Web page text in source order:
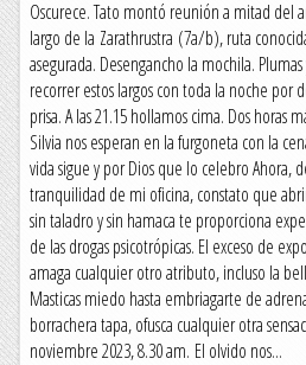
Oscurece. Tato montó reunión a mitad del
largo de la Zarathrustra (7a/b), ruta
asegurada. Desengancho la mochila.
recorrer estos largos con toda la noche por
prisa. A las 21.15 hollamos cima. Dos horas
Silvia nos esperan en la furgoneta con la
vida sigue y por Dios que lo celebro Ahora,
tranquilidad de mi oficina, constato que
sin taladro y sin hamaca te proporciona
de las drogas psicotrópicas. El exceso de
amaga cualquier otro atributo, incluso la
Masticas miedo hasta embriagarte de
borrachera tapa, ofusca cualquier otra
noviembre 2023, 8.30 am. El olvido nos...